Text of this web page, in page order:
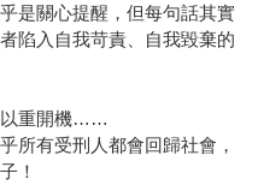
是關心提醒，但每句話其實
陷入自我苛責、自我毀棄的
以重開機……
所有受刑人都會回歸社會，
！